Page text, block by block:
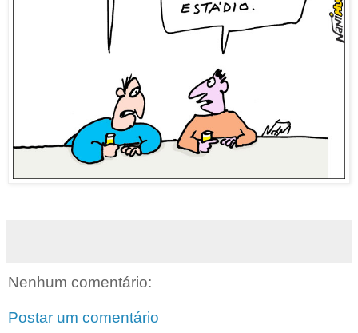
Nenhum comentário:
Postar um comentário